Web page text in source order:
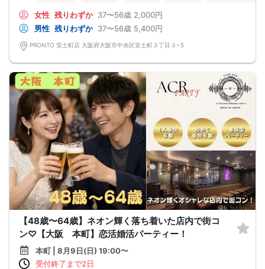
女性 残りわずか 37〜56歳 2,000円
男性 残りわずか 37〜56歳 5,400円
PRONTO 安土町店 大阪府大阪市中央区安土町３丁目３−5
【48歳〜64歳】ネオン輝く落ち着いた店内で街コ
ン♡【大阪 本町】恋活婚活パーティー！
本町 | 8月9日(日) 19:00〜
受付終了まで2日